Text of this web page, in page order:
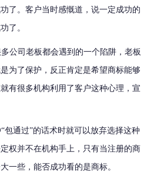
了。客户当时感慨道，说一定成功的
了。
公司老板都会遇到的一个陷阱，老板
为了保护，反正肯定是希望商标能够
有很多机构利用了客户这种心理，宣
“包通过”的话术时就可以放弃选择这种
权并不在机构手上，只有当注册的商
一些，能否成功看的是商标。